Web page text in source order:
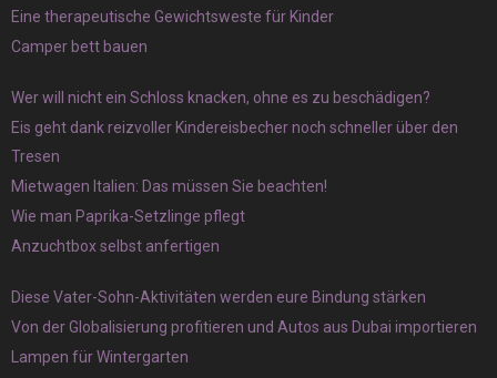
Eine therapeutische Gewichtsweste für Kinder
Camper bett bauen
Wer will nicht ein Schloss knacken, ohne es zu beschädigen?
Eis geht dank reizvoller Kindereisbecher noch schneller über den
Tresen
Mietwagen Italien: Das müssen Sie beachten!
Wie man Paprika-Setzlinge pflegt
Anzuchtbox selbst anfertigen
Diese Vater-Sohn-Aktivitäten werden eure Bindung stärken
Von der Globalisierung profitieren und Autos aus Dubai importieren
Lampen für Wintergarten